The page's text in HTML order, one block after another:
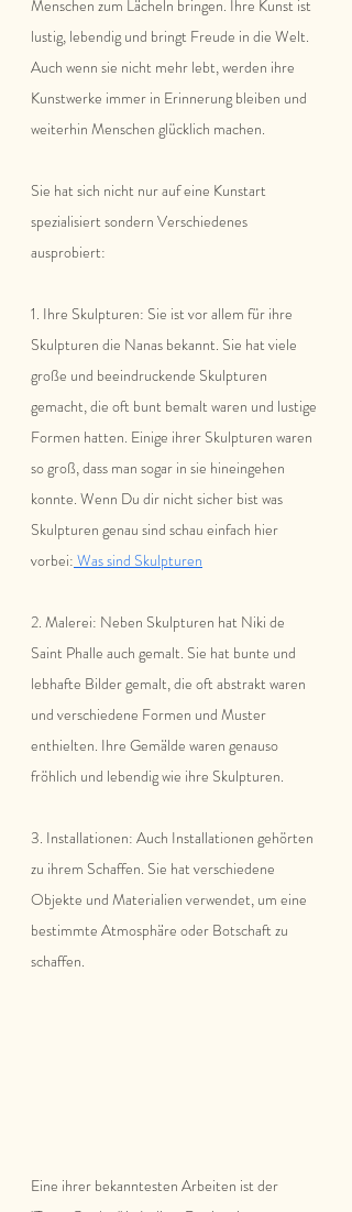
Menschen zum Lächeln bringen. Ihre Kunst ist
lustig, lebendig und bringt Freude in die Welt.
Auch wenn sie nicht mehr lebt, werden ihre
Kunstwerke immer in Erinnerung bleiben und
weiterhin Menschen glücklich machen.
Sie hat sich nicht nur auf eine Kunstart
spezialisiert sondern Verschiedenes
ausprobiert:
1. Ihre Skulpturen: Sie ist vor allem für ihre
Skulpturen die Nanas bekannt. Sie hat viele
große und beeindruckende Skulpturen
gemacht, die oft bunt bemalt waren und lustige
Formen hatten. Einige ihrer Skulpturen waren
so groß, dass man sogar in sie hineingehen
konnte. Wenn Du dir nicht sicher bist was
Skulpturen genau sind schau einfach hier
vorbei: Was sind Skulpturen
2. Malerei: Neben Skulpturen hat Niki de
Saint Phalle auch gemalt. Sie hat bunte und
lebhafte Bilder gemalt, die oft abstrakt waren
und verschiedene Formen und Muster
enthielten. Ihre Gemälde waren genauso
fröhlich und lebendig wie ihre Skulpturen.
3. Installationen: Auch Installationen gehörten
zu ihrem Schaffen. Sie hat verschiedene
Objekte und Materialien verwendet, um eine
bestimmte Atmosphäre oder Botschaft zu
schaffen.
Eine ihrer bekanntesten Arbeiten ist der